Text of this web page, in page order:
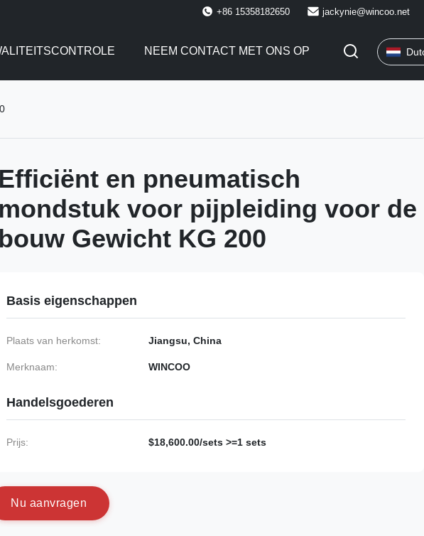
+86 15358182650 jackynie@wincoo.net
NEEM CONTACT MET ONS OP
Efficiënt en pneumatisch
mondstuk voor pijpleiding voor de
bouw Gewicht KG 200
Basis eigenschappen
Plaats van herkomst: Jiangsu, China
Merknaam: WINCOO
Handelsgoederen
Prijs: $18,600.00/sets >=1 sets
N u aanvragen